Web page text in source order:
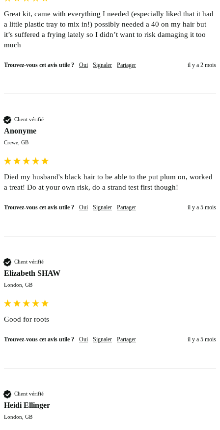
Great kit, came with everything I needed (especially liked that it had
a little plastic tray to mix in!) possibly needed a 40 on my hair but
it’s suffered a frying lately so I didn’t want to risk damaging it too
much
Trouvez-vous cet avis utile ? Oui Signaler Partager il y a 2 mois
Client vérifié
Anonyme
Crewe, GB
Died my husband's black hair to be able to the put plum on, worked
a treat! Do at your own risk, do a strand test first though!
Trouvez-vous cet avis utile ? Oui Signaler Partager il y a 5 mois
Client vérifié
Elizabeth SHAW
London, GB
Good for roots
Trouvez-vous cet avis utile ? Oui Signaler Partager il y a 5 mois
Client vérifié
Heidi Ellinger
London, GB